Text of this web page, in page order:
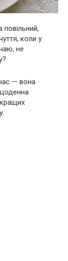
коли у
не
— вона